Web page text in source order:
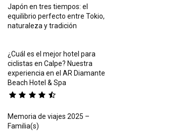
Japón en tres tiempos: el
equilibrio perfecto entre Tokio,
naturaleza y tradición
¿Cuál es el mejor hotel para
ciclistas en Calpe? Nuestra
experiencia en el AR Diamante
Beach Hotel & Spa
Memoria de viajes 2025 –
Familia(s)